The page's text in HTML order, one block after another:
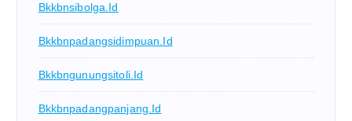
Bkkbnsibolga.id
Bkkbnpadangsidimpuan.id
Bkkbngunungsitoli.id
Bkkbnpadangpanjang.id